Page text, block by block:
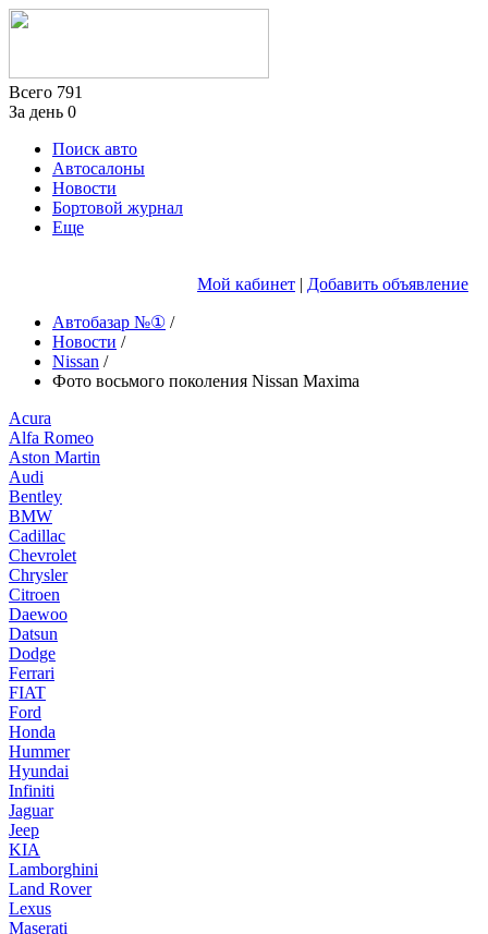
Всего 791
За день 0
Поиск авто
Автосалоны
Новости
Бортовой журнал
Еще
Мой кабинет | Добавить объявление
Автобазар №① /
Новости /
Nissan /
Фото восьмого поколения Nissan Maxima
Acura
Alfa Romeo
Aston Martin
Audi
Bentley
BMW
Cadillac
Chevrolet
Chrysler
Citroen
Daewoo
Datsun
Dodge
Ferrari
FIAT
Ford
Honda
Hummer
Hyundai
Infiniti
Jaguar
Jeep
KIA
Lamborghini
Land Rover
Lexus
Maserati